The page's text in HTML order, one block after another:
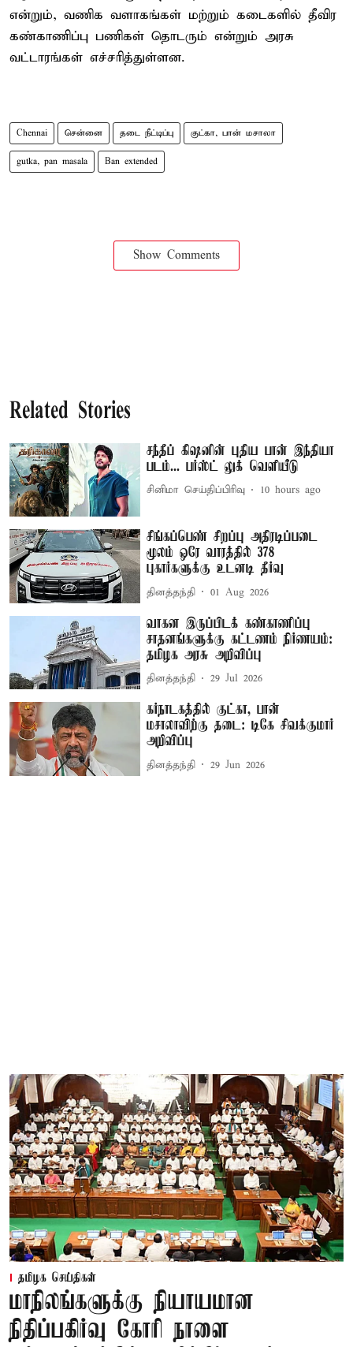
என்றும், வணிக வளாகங்கள் மற்றும் கடைகளில் தீவிர
கண்காணிப்பு பணிகள் தொடரும் என்றும் அரசு
வட்டாரங்கள் எச்சரித்துள்ளன.
Chennai சென்னை தடை நீட்டிப்பு குட்கா, பான் மசாலா
gutka, pan masala Ban extended
Show Comments
Related Stories
சந்தீப் கிஷனின் புதிய பான் இந்தியா
படம்... பர்ஸ்ட் லுக் வெளியீடு
சினிமா செய்திப்பிரிவு 10 hours ago
சிங்கப்பெண் சிறப்பு அதிரடிப்படை
மூலம் ஒரே வாரத்தில் 378
புகார்களுக்கு உடனடி தீர்வு
தினத்தந்தி 01 Aug 2026
வாகன இருப்பிடக் கண்காணிப்பு
சாதனங்களுக்கு கட்டணம் நிர்ணயம்:
தமிழக அரசு அறிவிப்பு
தினத்தந்தி 29 Jul 2026
கர்நாடகத்தில் குட்கா, பான்
மசாலாவிற்கு தடை: டிகே சிவக்குமார்
அறிவிப்பு
தினத்தந்தி 29 Jun 2026
தமிழக செய்திகள்
மாநிலங்களுக்கு நியாயமான
நிதிப்பகிர்வு கோரி நாளை